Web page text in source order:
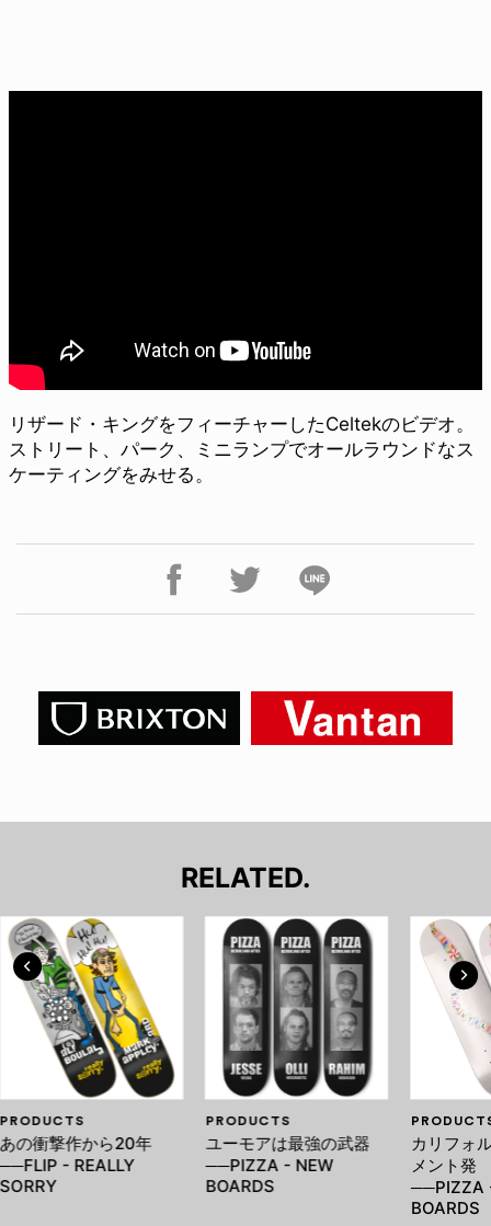
リザード・キングをフィーチャーしたCeltekのビデオ。
ストリート、パーク、ミニランプでオールラウンドなス
ケーティングをみせる。
RELATED.
PRODUCTS
あの衝撃作から20年
──FLIP - REALLY
SORRY
PRODUCTS
ユーモアは最強の武器
──PIZZA - NEW
BOARDS
カリフォ
メント発
──PIZZA
BOARDS